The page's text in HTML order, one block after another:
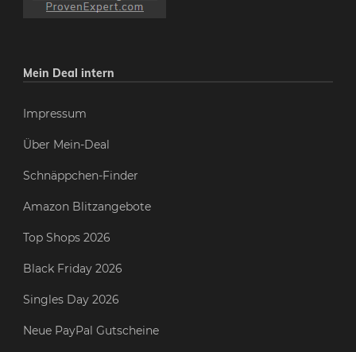
Mein Deal intern
Impressum
Über Mein-Deal
Schnäppchen-Finder
Amazon Blitzangebote
Top Shops 2026
Black Friday 2026
Singles Day 2026
Neue PayPal Gutscheine